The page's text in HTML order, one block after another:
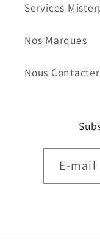
Services
Nos Marques
Nous Contacter
E-mail